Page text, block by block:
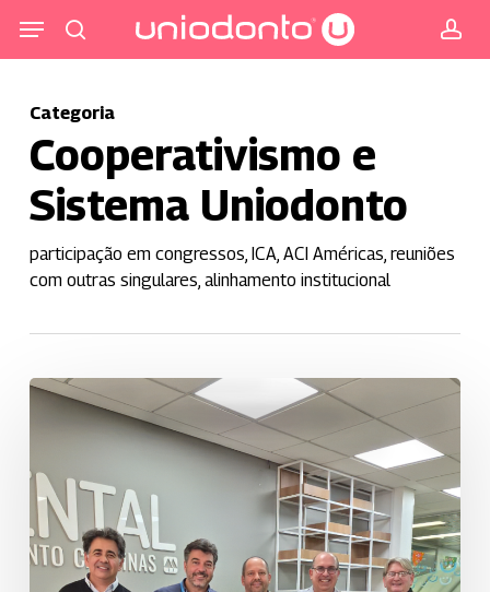
para
conteúdo
principal
Menu
Categoria
Cooperativismo e
Sistema Uniodonto
participação em congressos, ICA, ACI Américas, reuniões
com outras singulares, alinhamento institucional
Uniodonto
Campinas
o
cooperativismo
com
visita